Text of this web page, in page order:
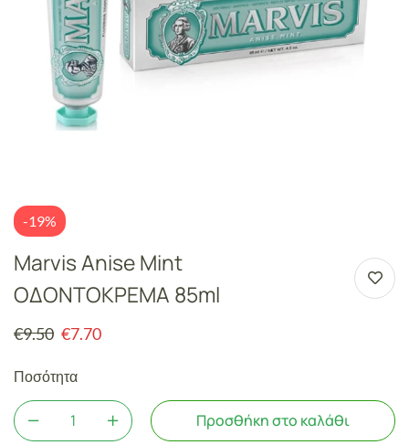
-19%
Marvis Anise Mint
ΟΔΟΝΤΟΚΡΕΜΑ 85ml
€9.50 €7.70
Ποσότητα
Προσθήκη στο καλάθι